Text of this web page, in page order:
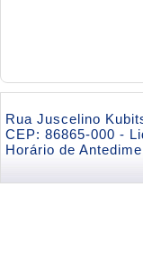
Rua Juscelino
CEP: 86865-000 -
Horário de